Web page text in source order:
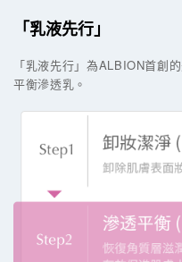
「乳液先行」
「乳液先行」為ALBION首創
平衡滲透乳。